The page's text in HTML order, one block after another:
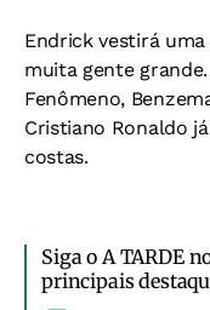
Endrick vestirá
muita gente
Fenômeno,
Cristiano Ronaldo
costas.
Siga o A TARDE
principais